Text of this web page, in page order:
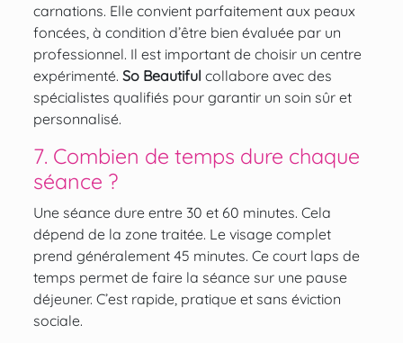
carnations. Elle convient parfaitement aux peaux
foncées, à condition d’être bien évaluée par un
professionnel. Il est important de choisir un centre
expérimenté. So Beautiful collabore avec des
spécialistes qualifiés pour garantir un soin sûr et
personnalisé.
7. Combien de temps dure chaque
séance ?
Une séance dure entre 30 et 60 minutes. Cela
dépend de la zone traitée. Le visage complet
prend généralement 45 minutes. Ce court laps de
temps permet de faire la séance sur une pause
déjeuner. C’est rapide, pratique et sans éviction
sociale.